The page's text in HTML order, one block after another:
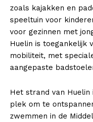
1News
2
zoals kajakken en
speeltuin voor
voor gezinnen met
Huelin is toegankelijk
mobiliteit, met
aangepaste
Het strand van Huelin
plek om te
zwemmen in de